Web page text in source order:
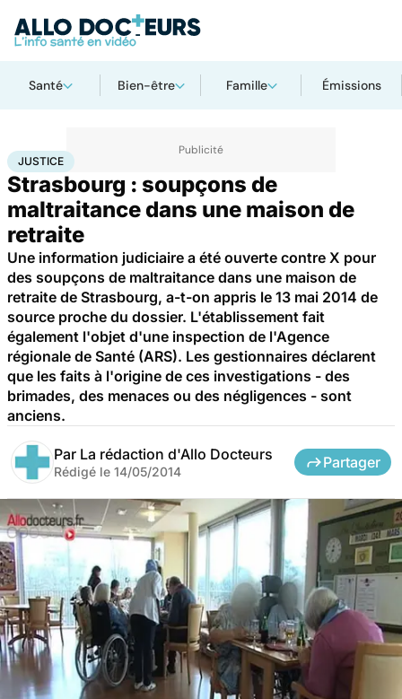
Santé Bien-être Famille Émissions
AccueilSanté Justice
JUSTICE
Strasbourg : soupçons de
maltraitance dans une maison de
retraite
Une information judiciaire a été ouverte contre X pour
des soupçons de maltraitance dans une maison de
retraite de Strasbourg, a-t-on appris le 13 mai 2014 de
source proche du dossier. L'établissement fait
également l'objet d'une inspection de l'Agence
régionale de Santé (ARS). Les gestionnaires déclarent
que les faits à l'origine de ces investigations - des
brimades, des menaces ou des négligences - sont
anciens.
Par La rédaction d'Allo Docteurs
Rédigé le 14/05/2014
Partager